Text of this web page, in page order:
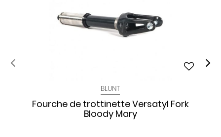
BLUNT
Fourche de trottinette Versatyl Fork
Bloody Mary